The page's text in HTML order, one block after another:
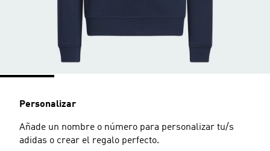
Personalizar
Añade un nombre o número para personalizar tu/s
adidas o crear el regalo perfecto.